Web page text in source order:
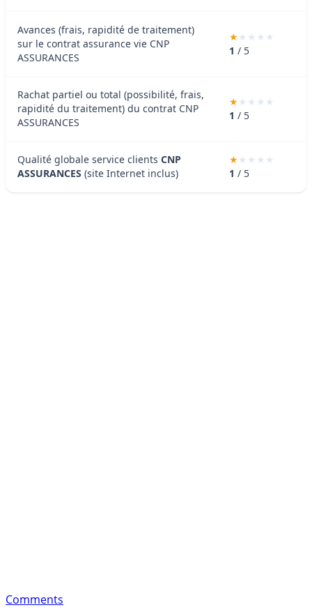
Avances (frais, rapidité de traitement)
sur le contrat assurance vie CNP
ASSURANCES
1 / 5
Rachat partiel ou total (possibilité, frais,
rapidité du traitement) du contrat CNP
ASSURANCES
1 / 5
Qualité globale service clients CNP
ASSURANCES (site Internet inclus) 1 / 5
Comments